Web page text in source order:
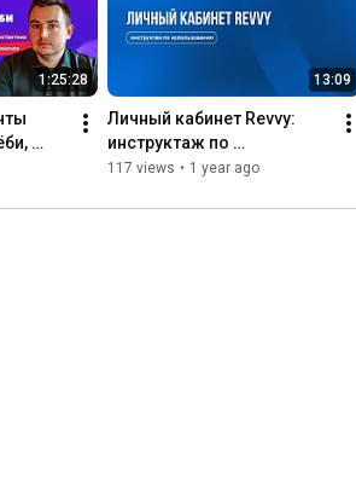
1:25:28 13:09
Личный кабинет Revvy:
инструктаж по
использованию
117 views • 1 year ago